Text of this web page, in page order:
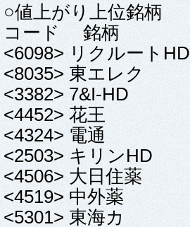
○値上がり上位銘柄
コード 銘柄 直
<6098> リクル
<8035> 東エ
<3382> 7&I-
<4452> 花王
<4324> 電通
<2503> キリン
<4506> 大日
<4519> 中外
<5301> 東海